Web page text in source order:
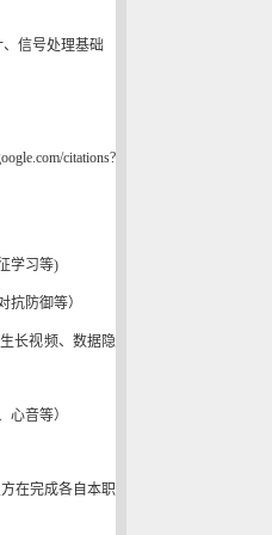
信号处理基础
citations?
学习等)
抗防御等）
长视频、数据隐
心音等）
在完成各自本职